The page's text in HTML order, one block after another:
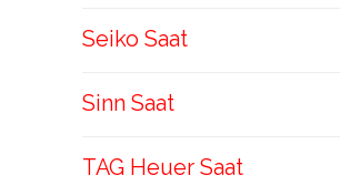
Seiko Saat
Sinn Saat
TAG Heuer Saat